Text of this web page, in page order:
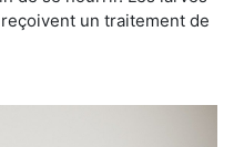
un traitement de